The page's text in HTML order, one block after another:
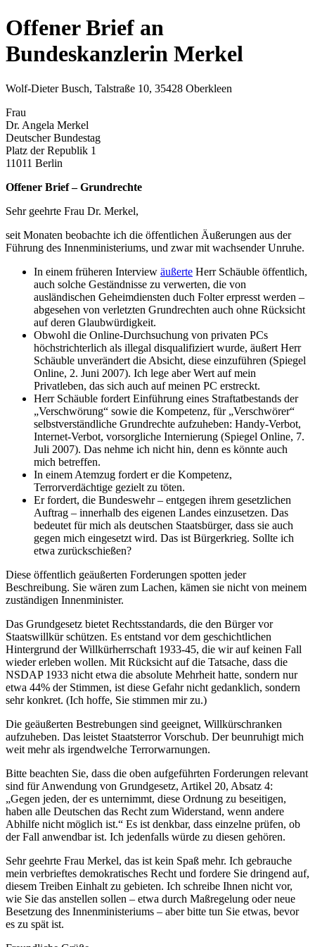
Offener Brief an
Bundeskanzlerin Merkel
Wolf-Dieter Busch, Talstraße 10, 35428 Oberkleen
Frau
Dr. Angela Merkel
Deutscher Bundestag
Platz der Republik 1
11011 Berlin
Offener Brief – Grundrechte
Sehr geehrte Frau Dr. Merkel,
seit Monaten beobachte ich die öffentlichen Äußerungen aus der
Führung des Innenministeriums, und zwar mit wachsender Unruhe.
In einem früheren Interview äußerte Herr Schäuble öffentlich,
auch solche Geständnisse zu verwerten, die von
ausländischen Geheimdiensten duch Folter erpresst werden –
abgesehen von verletzten Grundrechten auch ohne Rücksicht
auf deren Glaubwürdigkeit.
Obwohl die Online-Durchsuchung von privaten PCs
höchstrichterlich als illegal disqualifiziert wurde, äußert Herr
Schäuble unverändert die Absicht, diese einzuführen (Spiegel
Online, 2. Juni 2007). Ich lege aber Wert auf mein
Privatleben, das sich auch auf meinen PC erstreckt.
Herr Schäuble fordert Einführung eines Straftatbestands der
„Verschwörung“ sowie die Kompetenz, für „Verschwörer“
selbstverständliche Grundrechte aufzuheben: Handy-Verbot,
Internet-Verbot, vorsorgliche Internierung (Spiegel Online, 7.
Juli 2007). Das nehme ich nicht hin, denn es könnte auch
mich betreffen.
In einem Atemzug fordert er die Kompetenz,
Terrorverdächtige gezielt zu töten.
Er fordert, die Bundeswehr – entgegen ihrem gesetzlichen
Auftrag – innerhalb des eigenen Landes einzusetzen. Das
bedeutet für mich als deutschen Staatsbürger, dass sie auch
gegen mich eingesetzt wird. Das ist Bürgerkrieg. Sollte ich
etwa zurückschießen?
Diese öffentlich geäußerten Forderungen spotten jeder
Beschreibung. Sie wären zum Lachen, kämen sie nicht von meinem
zuständigen Innenminister.
Das Grundgesetz bietet Rechtsstandards, die den Bürger vor
Staatswillkür schützen. Es entstand vor dem geschichtlichen
Hintergrund der Willkürherrschaft 1933-45, die wir auf keinen Fall
wieder erleben wollen. Mit Rücksicht auf die Tatsache, dass die
NSDAP 1933 nicht etwa die absolute Mehrheit hatte, sondern nur
etwa 44% der Stimmen, ist diese Gefahr nicht gedanklich, sondern
sehr konkret. (Ich hoffe, Sie stimmen mir zu.)
Die geäußerten Bestrebungen sind geeignet, Willkürschranken
aufzuheben. Das leistet Staatsterror Vorschub. Der beunruhigt mich
weit mehr als irgendwelche Terrorwarnungen.
Bitte beachten Sie, dass die oben aufgeführten Forderungen relevant
sind für Anwendung von Grundgesetz, Artikel 20, Absatz 4:
„Gegen jeden, der es unternimmt, diese Ordnung zu beseitigen,
haben alle Deutschen das Recht zum Widerstand, wenn andere
Abhilfe nicht möglich ist.“ Es ist denkbar, dass einzelne prüfen, ob
der Fall anwendbar ist. Ich jedenfalls würde zu diesen gehören.
Sehr geehrte Frau Merkel, das ist kein Spaß mehr. Ich gebrauche
mein verbrieftes demokratisches Recht und fordere Sie dringend auf,
diesem Treiben Einhalt zu gebieten. Ich schreibe Ihnen nicht vor,
wie Sie das anstellen sollen – etwa durch Maßregelung oder neue
Besetzung des Innenministeriums – aber bitte tun Sie etwas, bevor
es zu spät ist.